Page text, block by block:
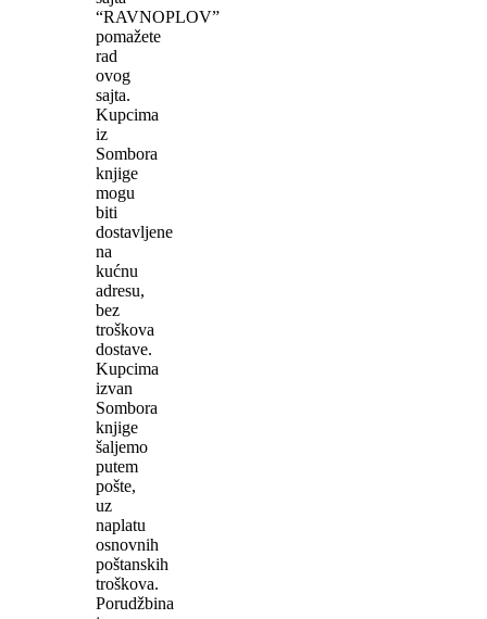
“RAVNOPLOV”
pomažete
rad
ovog
sajta.
Kupcima
iz
Sombora
knjige
mogu
biti
dostavljene
na
kućnu
adresu,
bez
troškova
dostave.
Kupcima
izvan
Sombora
knjige
šaljemo
putem
pošte,
uz
naplatu
osnovnih
poštanskih
troškova.
Porudžbina